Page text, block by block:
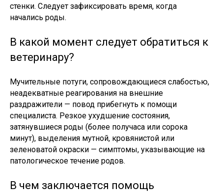
стенки. Следует зафиксировать время, когда
начались роды.
В какой момент следует обратиться к
ветеринару?
Мучительные потуги, сопровождающиеся слабостью,
неадекватные реагирования на внешние
раздражители — повод прибегнуть к помощи
специалиста. Резкое ухудшение состояния,
затянувшиеся роды (более получаса или сорока
минут), выделения мутной, кровянистой или
зеленоватой окраски — симптомы, указывающие на
патологическое течение родов.
В чем заключается помощь